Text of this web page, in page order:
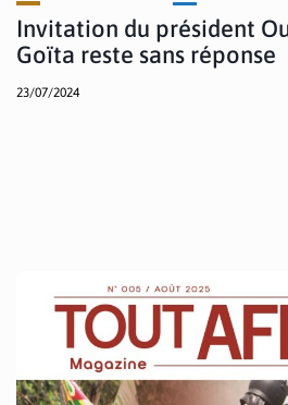
Invitation du président
Goïta reste sans réponse
23/07/2024